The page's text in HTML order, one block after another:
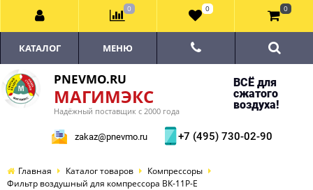
PNEVMO.RU
МАГИМЭКС
Надёжный поставщик с 2000 года
ВСЁ для
сжатого
воздуха!
zakaz@pnevmo.ru +7 (495) 730-02-90
КАТАЛОГ МЕНЮ
Главная Каталог товаров
Компрессоры
Фильтр воздушный для компрессора ВК-11Р-E
0 0 0